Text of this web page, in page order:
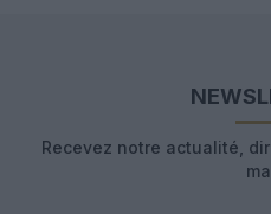
Recevez notre actualité,